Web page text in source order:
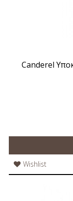
Canderel
Wishlist